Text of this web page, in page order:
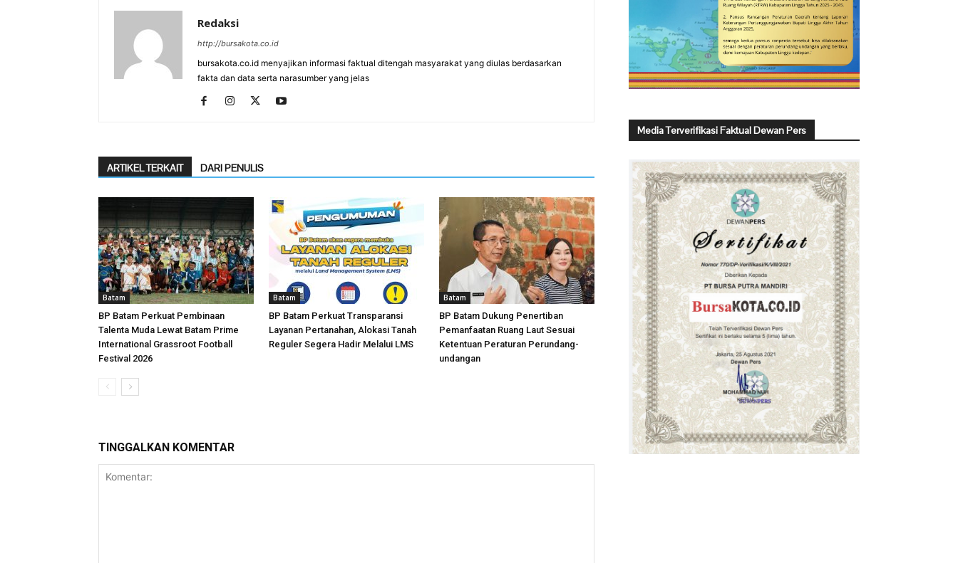
Redaksi
http://bursakota.co.id
bursakota.co.id menyajikan informasi faktual ditengah masyarakat yang diulas berdasarkan
fakta dan data serta narasumber yang jelas
ARTIKEL TERKAIT DARI PENULIS
Batam
BP Batam Perkuat Pembinaan
Talenta Muda Lewat Batam Prime
International Grassroot Football
Festival 2026
Batam
BP Batam Perkuat Transparansi
Layanan Pertanahan, Alokasi Tanah
Reguler Segera Hadir Melalui LMS
Batam
BP Batam Dukung Penertiban
Pemanfaatan Ruang Laut Sesuai
Ketentuan Peraturan Perundang-
undangan
TINGGALKAN KOMENTAR
Media Terverifikasi Faktual Dewan Pers